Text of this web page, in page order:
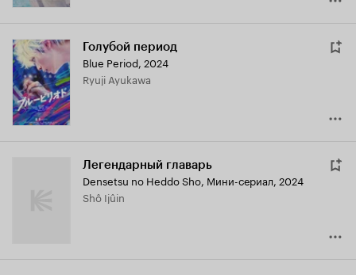
Голубой период
Blue Period, 2024
Ryuji Ayukawa
Легендарный главарь
Densetsu no Heddo Sho, Мини-сериал, 2024
Shô Ijûin